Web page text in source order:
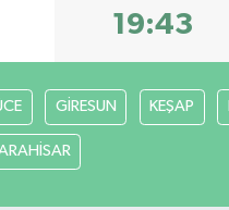
19:43
GİRESUN KEŞAP